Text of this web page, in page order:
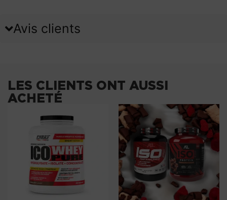
Avis clients
LES CLIENTS ONT AUSSI
ACHETÉ